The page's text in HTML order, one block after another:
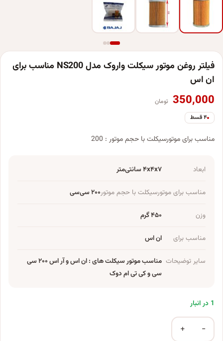
فیلتر روغن موتور سیکلت واروک مدل NS200 مناسب برای
ان اس
350,000 تومان
۴ قسط
مناسب برای موتورسیکلت با حجم موتور : 200
ابعاد ۴x۴x۷ سانتی‌متر
مناسب برای موتورسیکلت با حجم موتور۲۰۰ سی‌سی
وزن ۴۵۰ گرم
مناسب برای ان اس
سایر توضیحات
مناسب موتور سیکلت های : ان اس و آر اس ۲۰۰ سی
سی و کی تی ام دوک
1 در انبار
فیلتر روغن موتور سیکلت واروک مدل NS200 مناسب برای ان اس عدد
−
+